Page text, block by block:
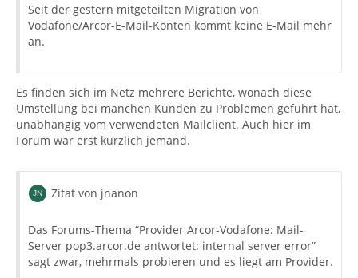
Seit der gestern mitgeteilten Migration von
Vodafone/Arcor-E-Mail-Konten kommt keine E-Mail mehr
an.
Es finden sich im Netz mehrere Berichte, wonach diese
Umstellung bei manchen Kunden zu Problemen geführt hat,
unabhängig vom verwendeten Mailclient. Auch hier im
Forum war erst kürzlich jemand.
Zitat von jnanon
Das Forums-Thema “Provider Arcor-Vodafone: Mail-
Server pop3.arcor.de antwortet: internal server error”
sagt zwar, mehrmals probieren und es liegt am Provider.